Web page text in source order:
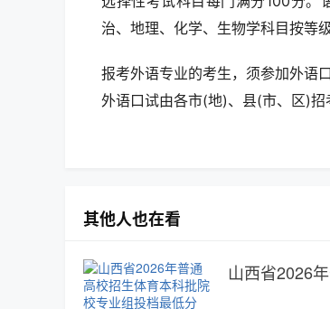
治、地理、化学、生物学科目按等
报考外语专业的考生，须参加外语
外语口试由各市(地)、县(市、区)招
其他人也在看
山西省2026